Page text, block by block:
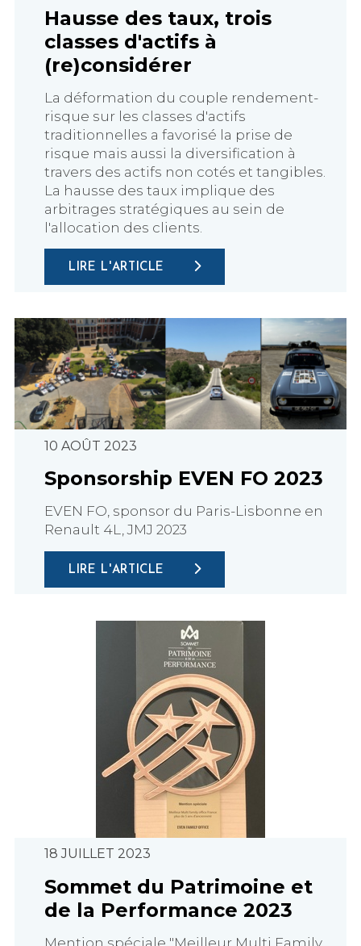
Hausse des taux, trois
classes d'actifs à
(re)considérer
La déformation du couple rendement-
risque sur les classes d'actifs
traditionnelles a favorisé la prise de
risque mais aussi la diversification à
travers des actifs non cotés et tangibles.
La hausse des taux implique des
arbitrages stratégiques au sein de
l'allocation des clients.
LIRE L'ARTICLE
10 AOÛT 2023
Sponsorship EVEN FO 2023
EVEN FO, sponsor du Paris-Lisbonne en
Renault 4L, JMJ 2023
LIRE L'ARTICLE
18 JUILLET 2023
Sommet du Patrimoine et
de la Performance 2023